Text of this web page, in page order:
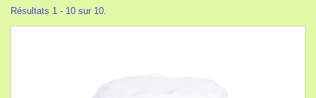
Résultats 1 - 10 sur 10.